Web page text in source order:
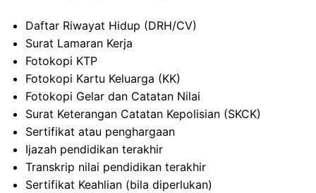
Daftar Riwayat Hidup (DRH/CV)
Surat Lamaran Kerja
Fotokopi KTP
Fotokopi Kartu Keluarga (KK)
Fotokopi Gelar dan Catatan Nilai
Surat Keterangan Catatan Kepolisian (SKCK)
Sertifikat atau penghargaan
Ijazah pendidikan terakhir
Transkrip nilai pendidikan terakhir
Sertifikat Keahlian (bila diperlukan)